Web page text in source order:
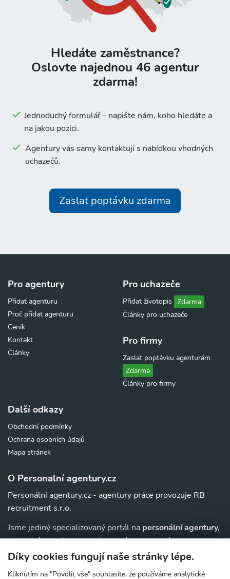
Díky cookies fungují naše stránky lépe.
Kliknutím na "Povolit vše" souhlasíte, že používáme analytické
Hledáte zaměstnance?
Oslovte najednou 46 agentur
zdarma!
Jednoduchý formulář - napište nám, koho hledáte a
na jakou pozici.
Agentury vás samy kontaktují s nabídkou vhodných
uchazečů.
Zaslat poptávku zdarma
Pro agentury
Přidat agenturu
Proč přidat agenturu
Ceník
Kontakt
Články
Pro uchazeče
Přidat životopis Zdarma
Články pro uchazeče
Pro firmy
Zaslat poptávku agenturám
Zdarma
Články pro firmy
Další odkazy
Obchodní podmínky
Ochrana osobních údajů
Mapa stránek
O Personalní agentury.cz
Personální agentury.cz - agentury práce provozuje RB
recruitment s.r.o.
Jsme jediný specializovaný portál na personální agentury,
pracovní agentury, agentury práce a au-pairagentury v
ČR. Navíc u nás najdete jednoduchý přehled agentur,